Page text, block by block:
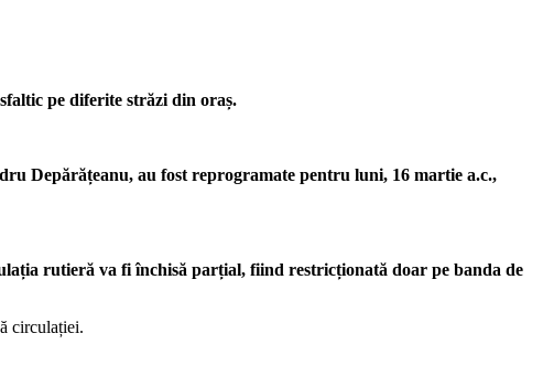
pe diferite străzi din oraș.
Depărățeanu, au fost reprogramate pentru luni, 16 martie a.c.,
rutieră va fi închisă parțial, fiind restricționată doar pe banda de
circulației.